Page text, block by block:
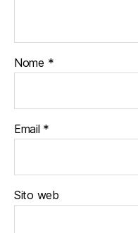
Nome *
Email *
Sito web